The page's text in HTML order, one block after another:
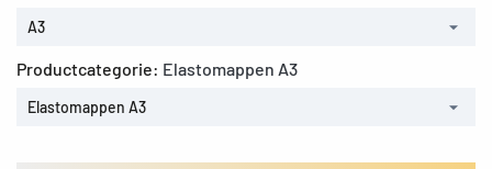
A3
Productcategorie: Elastomappen A3
Elastomappen A3